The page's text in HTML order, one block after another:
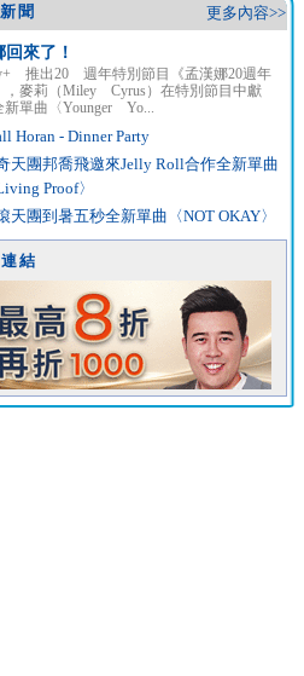
更多內容>>
聞
來了！
推出20 週年特別節目《孟漢娜20週年
，麥莉（Miley Cyrus）在特別節目中獻
新單曲〈Younger Yo...
Horan - Dinner Party
天團邦喬飛邀來Jelly Roll合作全新單曲
Proof〉
天團到暑五秒全新單曲〈NOT OKAY〉
結